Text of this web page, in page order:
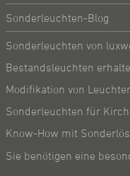
Sonderleuchten-Blog
Sonderleuchten von
Bestandsleuchten
Modifikation von
Sonderleuchten für
Know-How mit
Sie benötigen eine